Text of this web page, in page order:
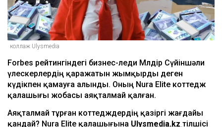
коллаж Ulysmedia
Forbes рейтингіндегі бизнес-леди Мөлдір Сүйіншәли
үлескерлердің қаражатын жымқырды деген
күдікпен қамауға алынды. Оның Nura Elite коттедж
қалашығы жобасы аяқталмай қалған.
Аяқталмай тұрған коттедждердің қазіргі жағдайы
қандай? Nura Elite қалашығына Ulysmedia.kz тілшісі